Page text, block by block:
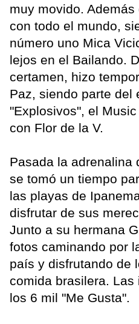
muy movido.
con todo el mundo,
número uno Mica
lejos en el Bailando.
certamen, hizo
Paz, siendo parte del
"Explosivos", el
con Flor de la V.
Pasada la adrenalina
se tomó un tiempo
las playas de
disfrutar de sus
Junto a su hermana
fotos caminando por
país y disfrutando de
comida brasilera. Las
los 6 mil "Me Gusta".